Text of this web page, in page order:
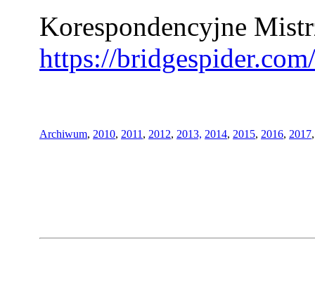
Korespondencyjne
https://
Archiwum, 2010, 2011 , 2012, 2013, 2014, 2015, 2016, 2017